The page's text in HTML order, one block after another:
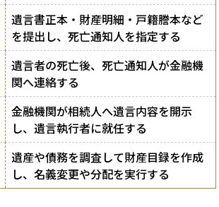
遺言書正本・財産明細・戸籍謄本など
を提出し、死亡通知人を指定する
遺言者の死亡後、死亡通知人が金融機
関へ連絡する
金融機関が相続人へ遺言内容を開示
し、遺言執行者に就任する
遺産や債務を調査して財産目録を作成
し、名義変更や分配を実行する